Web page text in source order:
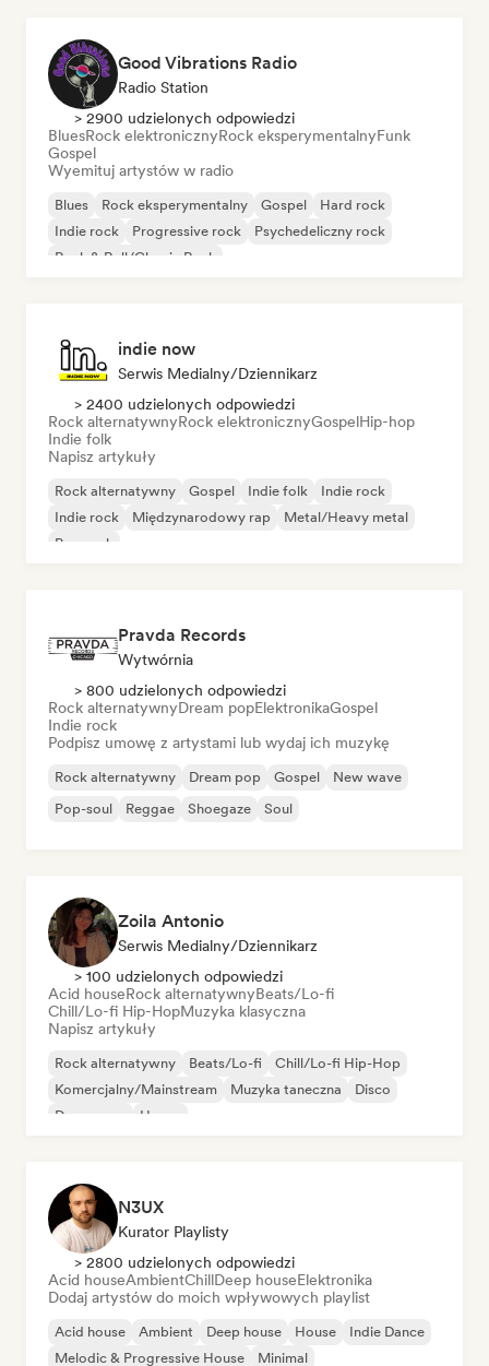
Good Vibrations Radio
Radio Station
> 2900 udzielonych odpowiedzi
BluesRock elektronicznyRock eksperymentalnyFunk
Gospel
Wyemituj artystów w radio
Blues Rock eksperymentalny Gospel
Hard rock
Indie rock
Progressive rock
Psychedeliczny rock
Rock & Roll/Classic Rock
indie now
Serwis Medialny/Dziennikarz
> 2400 udzielonych odpowiedzi
Rock alternatywnyRock elektronicznyGospelHip-hop
Indie folk
Napisz artykuły
Rock alternatywny Gospel Indie folk
Indie rock
Indie rock
Międzynarodowy rap
Metal/Heavy metal
Pop rock
Pravda Records
Wytwórnia
> 800 udzielonych odpowiedzi
Rock alternatywnyDream popElektronikaGospel
Indie rock
Podpisz umowę z artystami lub wydaj ich muzykę
Rock alternatywny Dream pop Gospel
New wave
Pop-soul
Reggae Shoegaze Soul
Zoila Antonio
Serwis Medialny/Dziennikarz
> 100 udzielonych odpowiedzi
Acid houseRock alternatywnyBeats/Lo-fi
Chill/Lo-fi Hip-HopMuzyka klasyczna
Napisz artykuły
Rock alternatywny Beats/Lo-fi
Chill/Lo-fi Hip-Hop
Komercjalny/Mainstream
Muzyka taneczna
Disco
Dream pop
House
N3UX
Kurator Playlisty
> 2800 udzielonych odpowiedzi
Acid houseAmbientChillDeep houseElektronika
Dodaj artystów do moich wpływowych playlist
Acid house Ambient Deep house House
Indie Dance
Melodic & Progressive House
Minimal